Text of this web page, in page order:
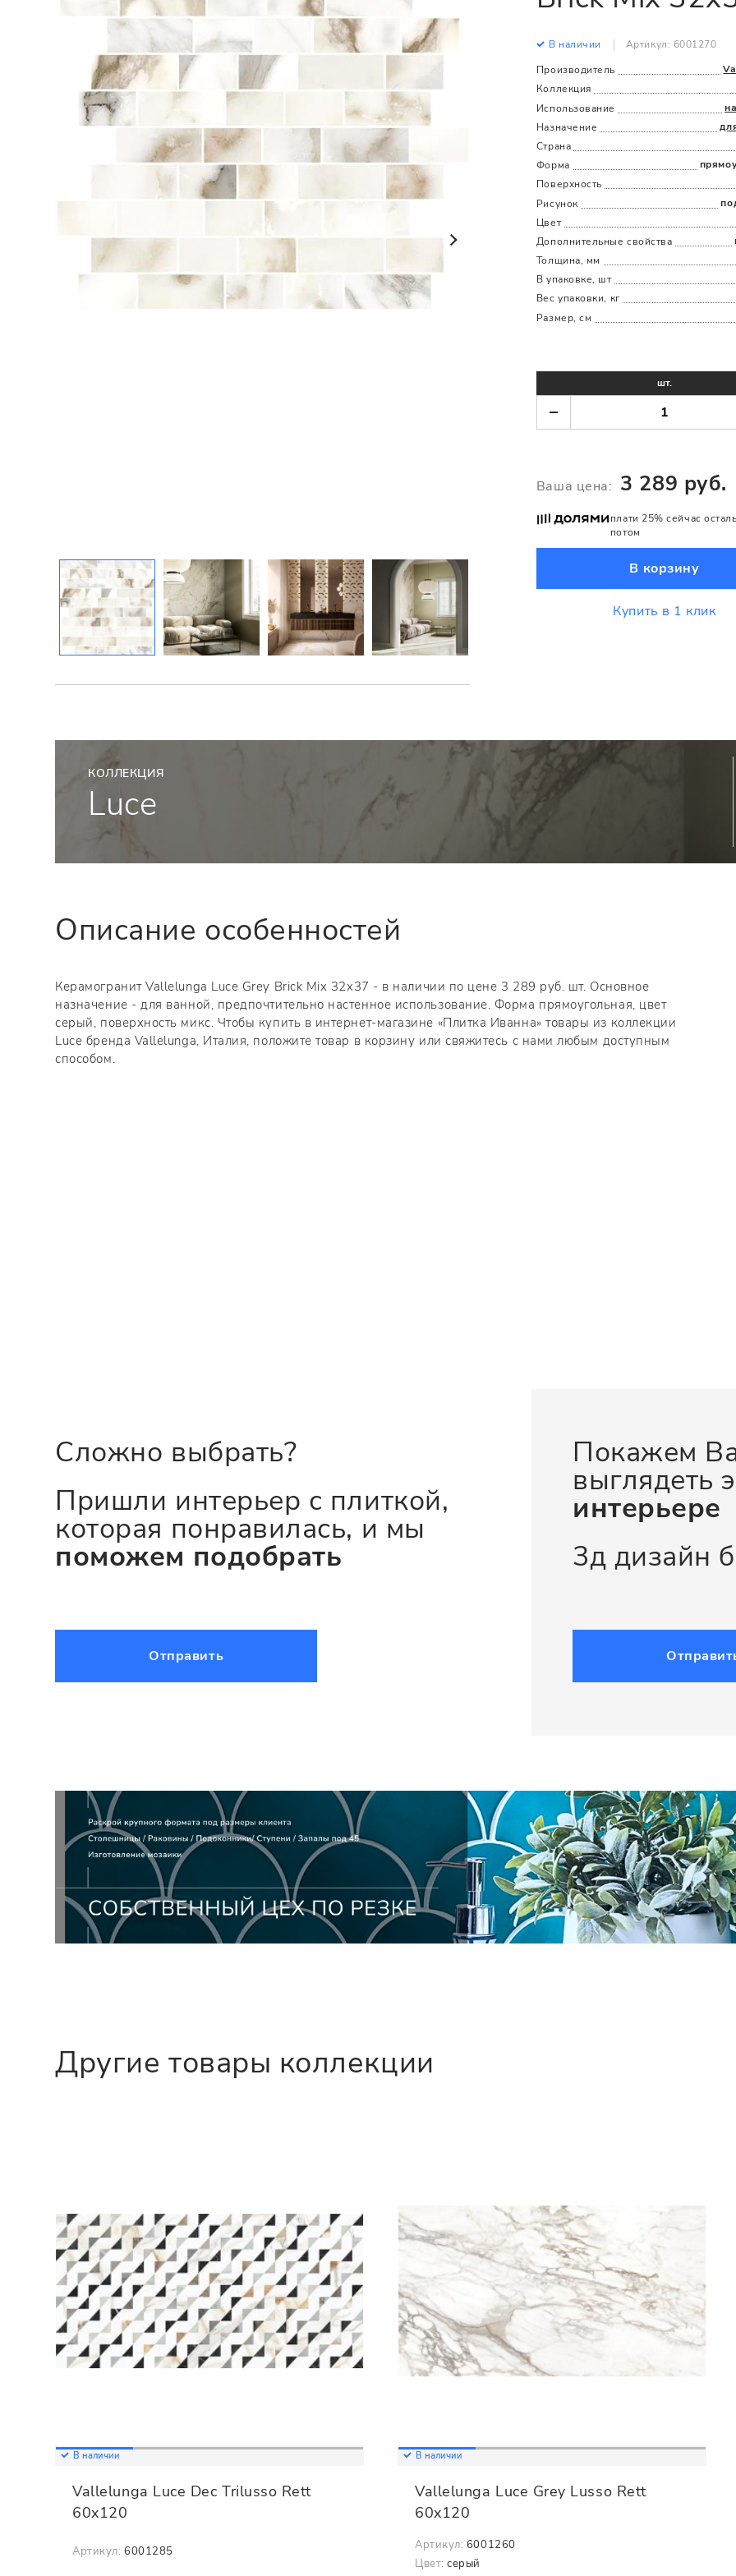
Все
Посмотреть всю керамическую плитку
Посмотреть весь керамогранит
Посмотреть всю мозаику
В наличии
Артикул: 6001270
Производитель
Коллекция
Использование
Назначение
Страна
Форма
Поверхность
Рисунок
Цвет
Дополнительные cвойства
Толщина, мм
В упаковке, шт
Вес упаковки, кг
Размер, см
шт.
Ваша цена: 3 289 руб.
плати 25% сейчас
потом
В корзину
Купить в 1 клик
КОЛЛЕКЦИЯ
Luce
Описание особенностей
Керамогранит Vallelunga Luce Grey Brick Mix 32x37 - в наличии по цене 3 289 руб. шт. Основное
назначение - для ванной, предпочтительно настенное использование. Форма прямоугольная, цвет
серый, поверхность микс. Чтобы купить в интернет-магазине «Плитка Иванна» товары из коллекции
Luce бренда Vallelunga, Италия, положите товар в корзину или свяжитесь с нами любым доступным
способом.
Сложно выбрать?
Пришли интерьер с плиткой,
которая понравилась, и мы
поможем подобрать
Отправить
Покажем
выглядеть
интерьере
3д дизайн
Другие товары коллекции
В наличии
Vallelunga Luce Dec Trilusso Rett
60x120
Артикул: 6001285
В наличии
Vallelunga Luce Grey Lusso Rett
60x120
Артикул: 6001260
Цвет: серый